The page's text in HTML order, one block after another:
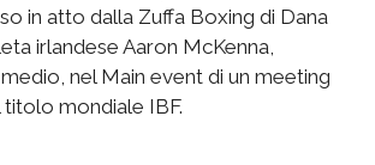
in atto dalla Zuffa Boxing di Dana
irlandese Aaron McKenna,
nel Main event di un meeting
titolo mondiale IBF.